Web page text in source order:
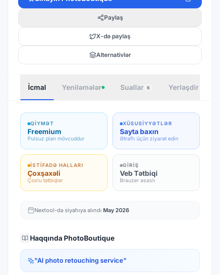
Paylaş
X-də paylaş
Alternativlər
İcmal Yeniləmələr Suallar 6 Yerləşdir
QIYMƏT
Freemium
Pulsuz plan mövcuddur
XÜSUSIYYƏTLƏR
Sayta baxın
Ətraflı üçün ziyarət edin
İSTIFADƏ HALLARI
Çoxşaxəli
Çoxlu tətbiqlər
GIRIŞ
Veb Tətbiqi
Brauzer əsaslı
Nextool-da siyahıya alındı May 2026
Haqqında PhotoBoutique
"AI photo retouching service"